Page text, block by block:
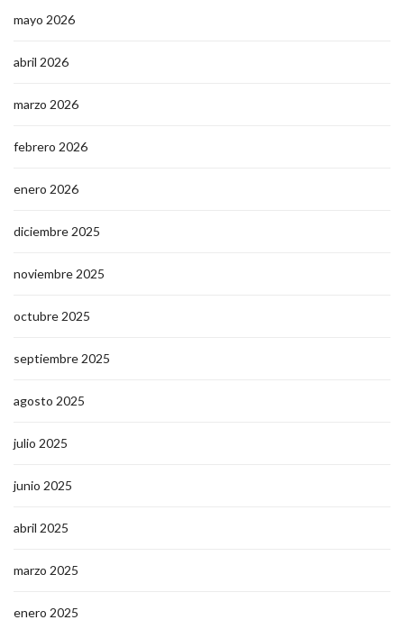
mayo 2026
abril 2026
marzo 2026
febrero 2026
enero 2026
diciembre 2025
noviembre 2025
octubre 2025
septiembre 2025
agosto 2025
julio 2025
junio 2025
abril 2025
marzo 2025
enero 2025